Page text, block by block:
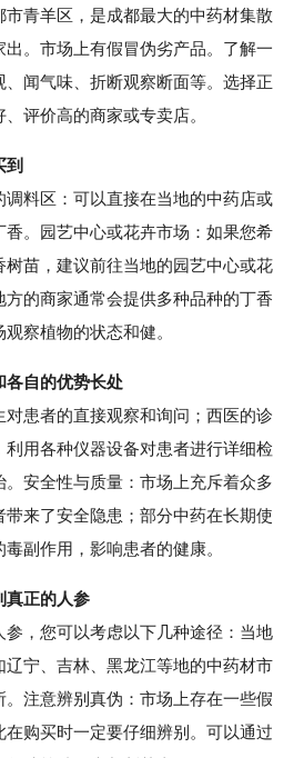
青羊区，是成都最大的中药材集散
。市场上有假冒伪劣产品。了解一
闻气味、折断观察断面等。选择正
评价高的商家或专卖店。
到
料区：可以直接在当地的中药店或
香。园艺中心或花卉市场：如果您希
苗，建议前往当地的园艺中心或花
的商家通常会提供多种品种的丁香
察植物的状态和健。
各自的优势长处
患者的直接观察和询问；西医的诊
利用各种仪器设备对患者进行详细检
安全性与质量：市场上充斥着众多
来了安全隐患；部分中药在长期使
副作用，影响患者的健康。
真正的人参
，您可以考虑以下几种途径：当地
宁、吉林、黑龙江等地的中药材市
注意辨别真伪：市场上存在一些假
在购买时一定要仔细辨别。可以通过